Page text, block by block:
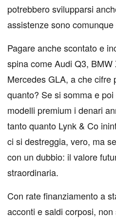
potrebbero svilupparsi
assistenze sono comunque
Pagare anche scontato e
spina come Audi Q3,
Mercedes GLA, a che cifre
quanto? Se si somma e
modelli premium i denari
tanto quanto Lynk & Co
ci si destreggia, vero, ma
con un dubbio: il valore
straordinaria.
Con rate finanziamento a
acconti e saldi corposi,